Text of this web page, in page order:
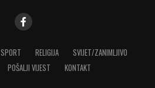
SPORT RELIGIJA
SVIJET/ZANIMLJIVO
POŠALJI VIJEST KONTAKT